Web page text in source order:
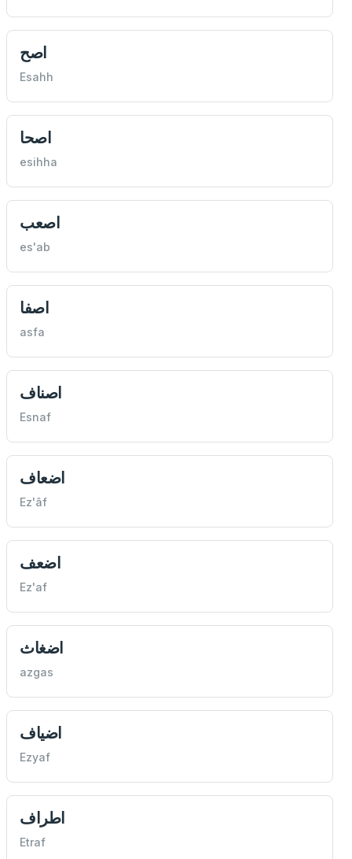
اصح
Esahh
اصحا
esihha
اصعب
es'ab
اصفا
asfa
اصناف
Esnaf
اضعاف
Ez'âf
اضعف
Ez'af
اضغاث
azgas
اضياف
Ezyaf
اطراف
Etraf